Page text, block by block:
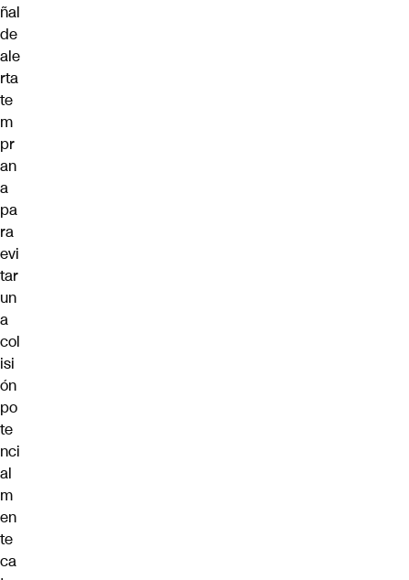
ñal
de
ale
rta
te
m
pr
an
a
pa
ra
evi
tar
un
a
col
isi
ón
po
te
nci
al
m
en
te
ca